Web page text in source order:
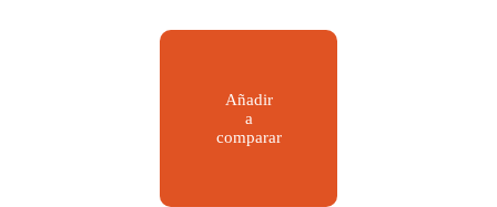
Añadir
a
comparar